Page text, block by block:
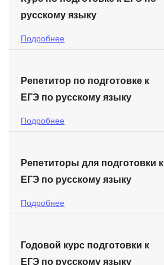
русскому языку
Подробнее
Репетитор по подготовке к
ЕГЭ по русскому языку
Подробнее
Репетиторы для подготовки к
ЕГЭ по русскому языку
Подробнее
Годовой курс подготовки к
ЕГЭ по русскому языку